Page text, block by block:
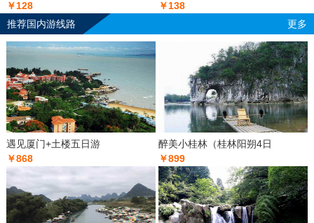
￥128
￥138
推荐国内游线路
更多
遇见厦门+土楼五日游
￥868
醉美小桂林（桂林阳朔4日
￥899